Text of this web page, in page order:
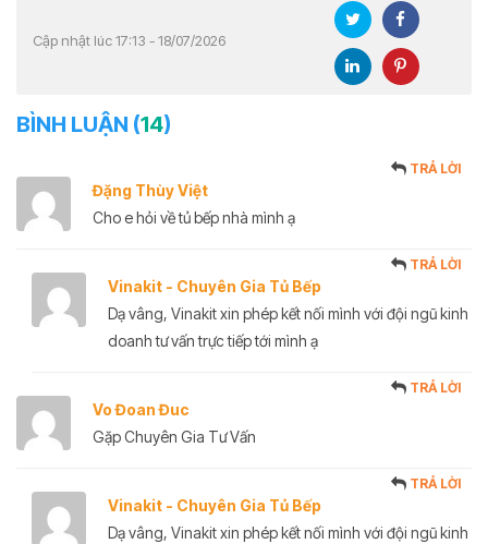
Cập nhật lúc 17:13 - 18/07/2026
BÌNH LUẬN (14)
Đặng Thùy Việt
TRẢ LỜI
Cho e hỏi về tủ bếp nhà mình ạ
Vinakit - Chuyên Gia Tủ Bếp
TRẢ LỜI
Dạ vâng, Vinakit xin phép kết nối mình với đội ngũ kinh
doanh tư vấn trực tiếp tới mình ạ
Vo Đoan Đuc
TRẢ LỜI
Gặp Chuyên Gia Tư Vấn
Vinakit - Chuyên Gia Tủ Bếp
TRẢ LỜI
Dạ vâng, Vinakit xin phép kết nối mình với đội ngũ kinh